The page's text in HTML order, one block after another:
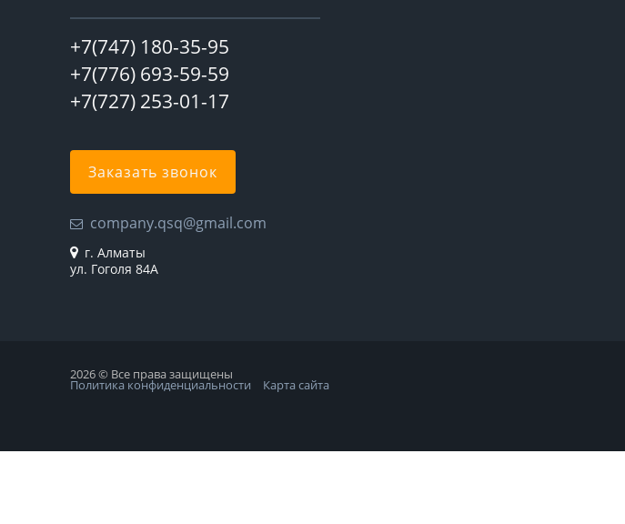
+7(747) 180-35-95
+7(776) 693-59-59
+7(727) 253-01-17
Заказать звонок
company.qsq@gmail.com
г. Алматы
ул. Гоголя 84А
2026 © Все права защищены
Политика конфиденциальности Карта сайта